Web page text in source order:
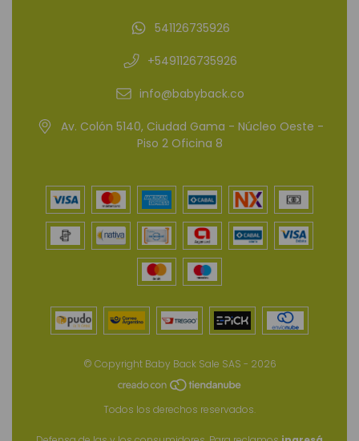
541126735926
+5491126735926
info@babyback.co
Av. Colón 5140, Ciudad Gama - Núcleo Oeste -
Piso 2 Oficina 8
© Copyright Baby Back Sale SAS - 2026
Todos los derechos reservados.